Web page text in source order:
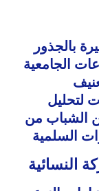
بالجذور
الجامعية
لتحليل
الشباب من
السلمية
النسائية